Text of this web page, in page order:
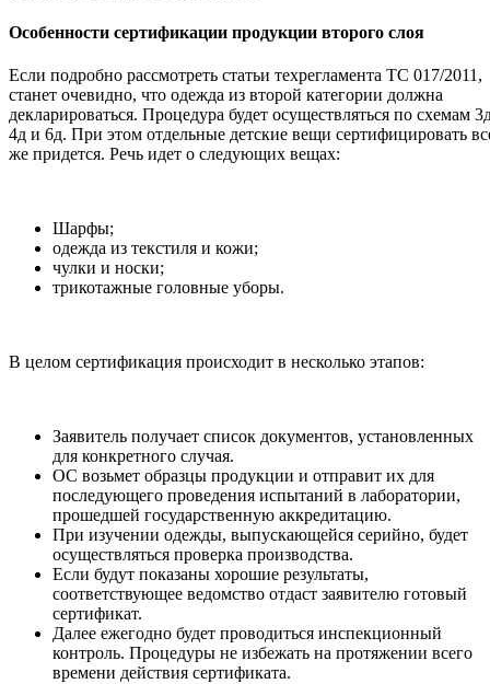
Особенности сертификации продукции второго слоя
Если подробно рассмотреть статьи техрегламента ТС 017/2011,
станет очевидно, что одежда из второй категории должна
декларироваться. Процедура будет осуществляться по схемам
4д и 6д. При этом отдельные детские вещи сертифицировать
же придется. Речь идет о следующих вещах:
Шарфы;
одежда из текстиля и кожи;
чулки и носки;
трикотажные головные уборы.
В целом сертификация происходит в несколько этапов:
Заявитель получает список документов, установленных
для конкретного случая.
ОС возьмет образцы продукции и отправит их для
последующего проведения испытаний в лаборатории,
прошедшей государственную аккредитацию.
При изучении одежды, выпускающейся серийно, будет
осуществляться проверка производства.
Если будут показаны хорошие результаты,
соответствующее ведомство отдаст заявителю готовый
сертификат.
Далее ежегодно будет проводиться инспекционный
контроль. Процедуры не избежать на протяжении всего
времени действия сертификата.